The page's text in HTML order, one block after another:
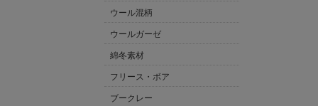
ウール混柄
ウールガーゼ
綿冬素材
フリース・ボア
ブークレー